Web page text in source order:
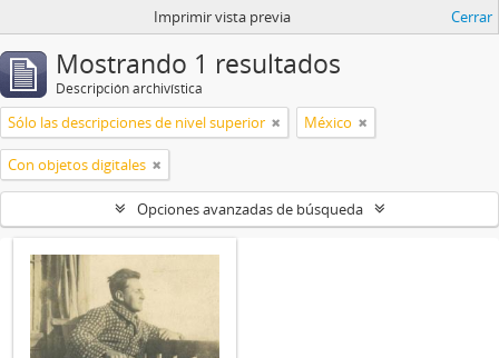
Imprimir vista previa Cerrar
Mostrando 1 resultados
Descripción archivística
Sólo las descripciones de nivel superior México
Con objetos digitales
Opciones avanzadas de búsqueda